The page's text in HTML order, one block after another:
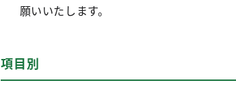
願いいたします。
項目別